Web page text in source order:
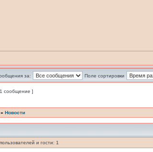
за: Поле сортировки
сообщение ]
» Новости
и гости: 1